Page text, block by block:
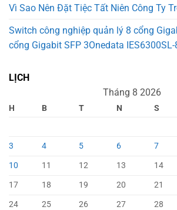
Vì Sao Nên Đặt Tiệc Tất Niên Công Ty
Switch công nghiệp quản lý 8 cổng
cổng Gigabit SFP 3Onedata IES6300SL-
LỊCH
Tháng 8 2026
H B T N S
3
4 5 6 7
10
11 12 13 14
17
18 19 20 21
24
25 26 27 28